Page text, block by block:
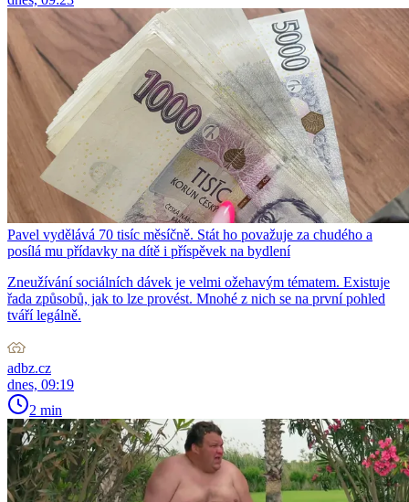
Pavel vydělává 70 tisíc měsíčně. Stát ho považuje za chudého a
posílá mu přídavky na dítě i příspěvek na bydlení
Zneužívání sociálních dávek je velmi ožehavým tématem. Existuje
řada způsobů, jak to lze provést. Mnohé z nich se na první pohled
tváří legálně.
adbz.cz
dnes, 09:19
2 min